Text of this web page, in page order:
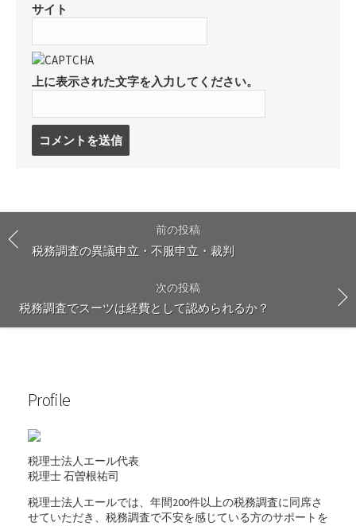
サイト
上に表示された文字を入力してください。
る
前の投稿
税務調査の異議申立・不服申立・裁判
次の投稿
税務調査でスーツは経費として認められるか？
Profile
税理士法人エール代表
税理士石曽根祐司
税理士法人エールでは、年間200件以上の税務調査に同席さ
せていただき、税務調査で不安を感じている方のサポートを